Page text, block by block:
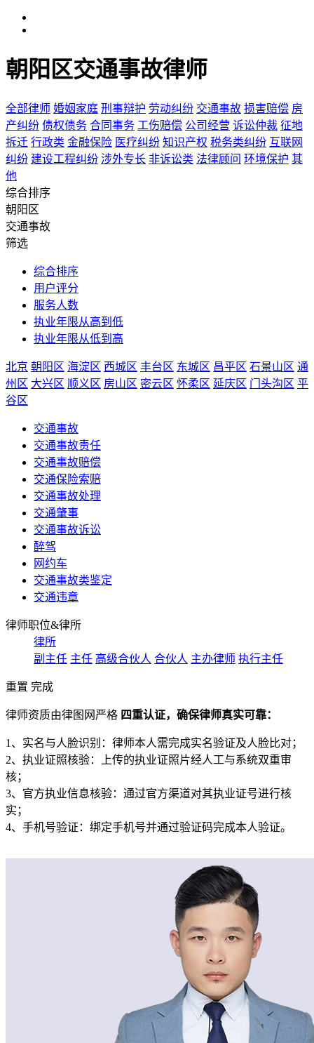
朝阳区交通事故律师
全部律师 婚姻家庭 刑事辩护 劳动纠纷 交通事故 损害赔偿 房
产纠纷 债权债务 合同事务 工伤赔偿 公司经营 诉讼仲裁 征地
拆迁 行政类 金融保险 医疗纠纷 知识产权 税务类纠纷 互联网
纠纷 建设工程纠纷 涉外专长 非诉讼类 法律顾问 环境保护 其
他
综合排序
朝阳区
交通事故
筛选
综合排序
用户评分
服务人数
执业年限从高到低
执业年限从低到高
北京 朝阳区 海淀区 西城区 丰台区 东城区 昌平区 石景山区 通
州区 大兴区 顺义区 房山区 密云区 怀柔区 延庆区 门头沟区 平
谷区
交通事故
交通事故责任
交通事故赔偿
交通保险索赔
交通事故处理
交通肇事
交通事故诉讼
醉驾
网约车
交通事故类鉴定
交通违章
律师职位&律所
律所
副主任 主任 高级合伙人 合伙人 主办律师 执行主任
重置 完成
律师资质由律图网严格 四重认证，确保律师真实可靠：
1、实名与人脸识别：律师本人需完成实名验证及人脸比对；
2、执业证照核验：上传的执业证照片经人工与系统双重审
核；
3、官方执业信息核验：通过官方渠道对其执业证号进行核
实；
4、手机号验证：绑定手机号并通过验证码完成本人验证。